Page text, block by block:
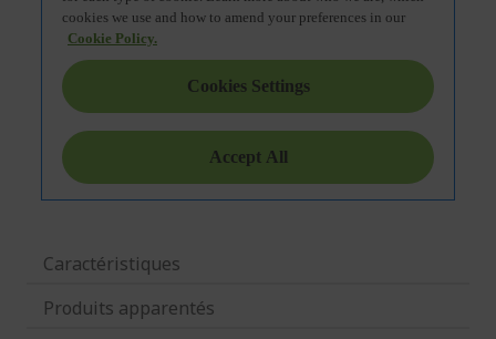
Caractéristiques
Produits apparentés